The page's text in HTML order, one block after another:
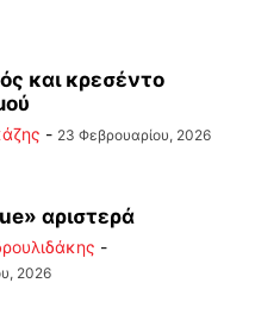
και κρεσέντο
- 23 Φεβρουαρίου, 2026
αριστερά
-
2026